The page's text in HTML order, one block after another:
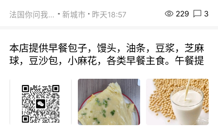
法国你问我答 新城市 昨天18:57 229 3
本店提供早餐包子，馒头，油条，豆浆，芝麻
球，豆沙包，小麻花，各类早餐主食。午餐提